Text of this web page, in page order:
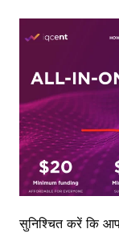
सुनिश्चित करें कि